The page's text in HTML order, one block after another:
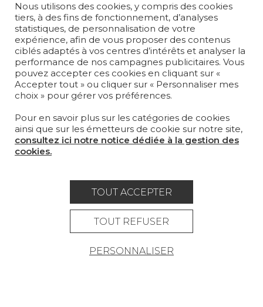
PAPIERS PEINTS
TAPIS ET MOQUETTES
MOBILIER
PROJETS
SUR-MESURE
MAGAZINE
LA MAISON
Nous utilisons des cookies, y compris des cookies
tiers, à des fins de fonctionnement, d’analyses
statistiques, de personnalisation de votre
expérience, afin de vous proposer des contenus
ciblés adaptés à vos centres d’intérêts et analyser la
performance de nos campagnes publicitaires. Vous
pouvez accepter ces cookies en cliquant sur «
Accepter tout » ou cliquer sur « Personnaliser mes
choix » pour gérer vos préférences.
Pour en savoir plus sur les catégories de cookies
ainsi que sur les émetteurs de cookie sur notre site,
consultez ici notre notice dédiée à la gestion des
cookies.
TOUT ACCEPTER
TOUT REFUSER
PERSONNALISER